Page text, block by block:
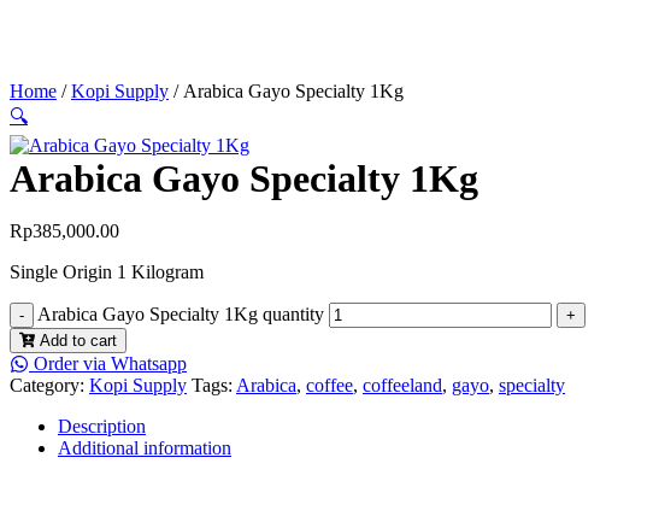
Home /Kopi Supply / Arabica Gayo Specialty 1Kg
🔍
Arabica Gayo Specialty 1Kg
Rp385,000.00
Single Origin 1 Kilogram
Arabica Gayo Specialty 1Kg quantity
Add to cart
Order via Whatsapp
Category: Kopi Supply Tags: Arabica, coffee, coffeeland, gayo, specialty
Description
Additional information